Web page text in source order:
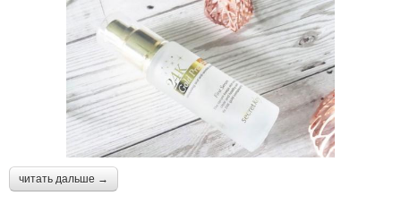
читать дальше →